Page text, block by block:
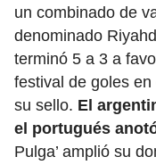
un combinado de
denominado
terminó 5 a 3 a
festival de goles
su sello. El
el portugués
Pulga’ amplió su